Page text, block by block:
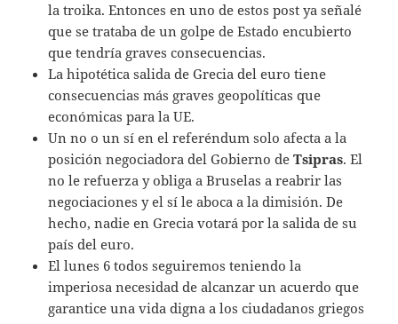
la troika. Entonces en uno de estos post ya señalé
que se trataba de un golpe de Estado encubierto
que tendría graves consecuencias.
La hipotética salida de Grecia del euro tiene
consecuencias más graves geopolíticas que
económicas para la UE.
Un no o un sí en el referéndum solo afecta a la
posición negociadora del Gobierno deTsipras. El
no le refuerza y obliga a Bruselas a reabrir las
negociaciones y el sí le aboca a la dimisión. De
hecho, nadie en Grecia votará por la salida de su
país del euro.
El lunes 6 todos seguiremos teniendo la
imperiosa necesidad de alcanzar un acuerdo que
garantice una vida digna a los ciudadanos griegos